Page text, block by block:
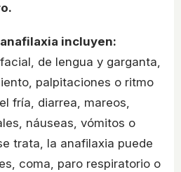
incluyen:
de lengua y garganta,
palpitaciones o ritmo
fría, diarrea, mareos,
náuseas, vómitos o
trata, la anafilaxia puede
coma, paro respiratorio o